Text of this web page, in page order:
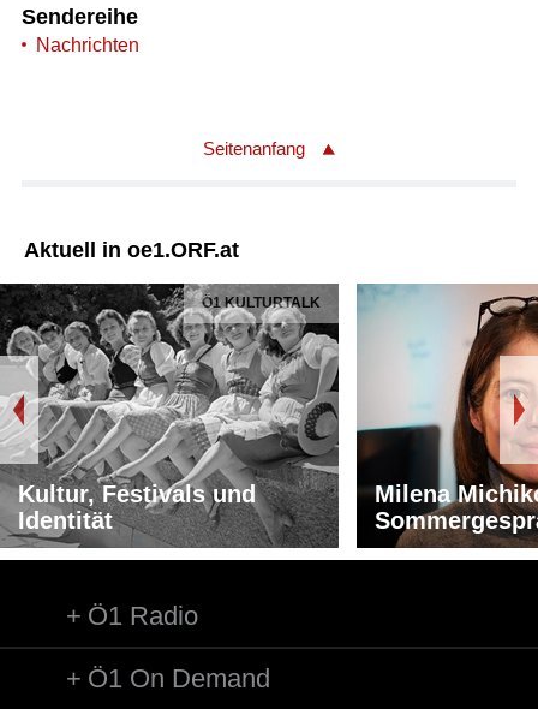
Sendereihe
Nachrichten
Seitenanfang
Aktuell in oe1.ORF.at
Ö1 KULTURTALK
Kultur, Festivals und
Identität
Milena
Ö1 Radio
Ö1 On Demand